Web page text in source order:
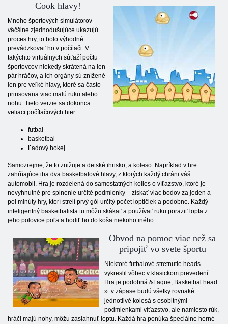
Cook hlavy!
Mnoho športových simulátorov
väčšine zjednodušujúce ukazujú
proces hry, to bolo výhodné
prevádzkovať ho v počítači. V
takýchto virtuálnych súťaží počtu
športovcov niekedy skrátená na len
pár hráčov, a ich orgány sú znížené
len pre veľké hlavy, ktoré sa často
pririsovana viac malú ruku alebo
nohu. Tieto verzie sa dokonca
veliaci počítačových hier:
futbal
basketbal
Ľadový hokej
Samozrejme, že to znižuje a detské ihrisko, a koleso. Napríklad v hre
zahŕňajúce iba dva basketbalové hlavy, z ktorých každý chráni váš
automobil. Hra je rozdelená do samostatných kolies o víťazstvo, ktoré je
nevyhnutné pre splnenie určité podmienky – získať viac bodov za jeden a
pol minúty hry, ktorí strelí prvý gól určitý počet loptičiek a podobne. Každý
inteligentný basketbalista tu môžu skákať a používať ruku poraziť lopta z
jeho polovice poľa a hodiť ho do koša niekoho iného.
Obvod na pomoc viac než sa
pripojiť vo svete športu
Niektoré futbalové stretnutie heads
vykreslil vôbec v klasickom prevedení.
Hra je podobná &Laque; Basketbal head
»: v zápase budú všetky rovnaké
jednotlivé kolesá s osobitnými
podmienkami víťazstvo, ale namiesto rúk,
hráči majú nohy, môžu zasiahnuť loptu. Každá hra ponúka špeciálne herné